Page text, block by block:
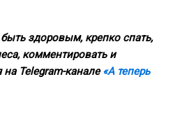
здоровым, крепко спать,
комментировать и
Telegram-канале«А теперь